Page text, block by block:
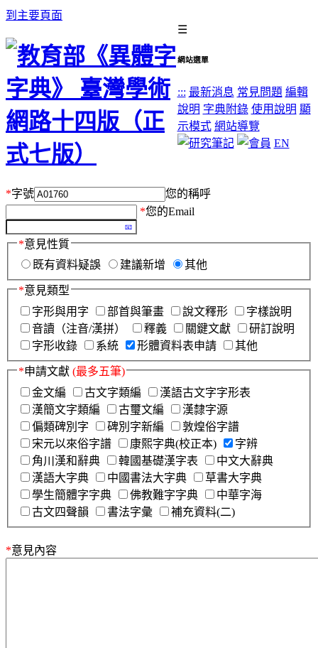
到主要頁面
☰
網站選單
::: 最新消息 常見問題 編輯
說明 字典附錄 使用說明 顯
示模式 網站導覽
EN
*字號
您的稱呼
*您的Email
*意見性質
既有資料疑誤
建議新增 其他
*意見類型
字形與用字
部首與筆畫 說文釋形
字樣說明
音讀（注音/漢拼）
釋義 關鍵文獻
研訂說明
字形收錄
系統 形體資料表申請 其他
*申請文獻 (最多五筆)
金文編
古文字類編
漢語古文字字形表
漢簡文字類編
古璽文編
漢隸字源
偏類碑別字
碑別字新編
敦煌俗字譜
宋元以來俗字譜
康熙字典(校正本)
字辨
角川漢和辭典
韓國基礎漢字表
中文大辭典
漢語大字典
中國書法大字典
草書大字典
學生簡體字字典
佛教難字字典
中華字海
古文四聲韻
書法字彙 補充資料(二)
*意見內容